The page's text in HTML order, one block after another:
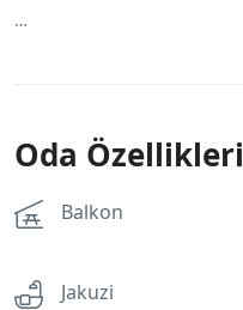
…
Oda Özellikleri
Balkon
Jakuzi